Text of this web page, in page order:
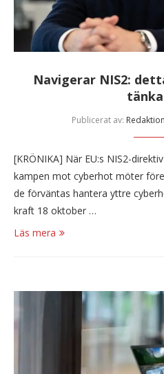
Navigerar NIS2:
Publicerat av:
[KRÖNIKA] När EU:s NIS2-
kampen mot cyberhot möter
de förväntas hantera yttre
kraft 18 oktober …
Läs mera